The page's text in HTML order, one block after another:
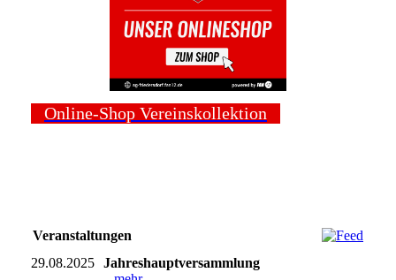
Online-Shop Vereinskollektion
Veranstaltungen
29.08.2025 Jahreshauptversammlung